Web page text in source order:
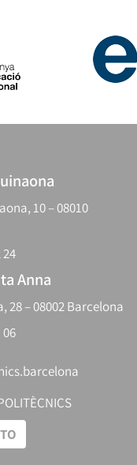
10 – 08010
24
Anna
28 – 08002 Barcelona
06